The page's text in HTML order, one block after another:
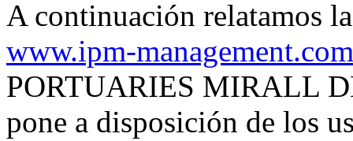
A continuación relatamos
www.ipm-management.com
PORTUARIES MIRALL
pone a disposición de los